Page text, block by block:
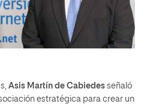
Asis Martín de Cabiedes señaló
estratégica para crear un